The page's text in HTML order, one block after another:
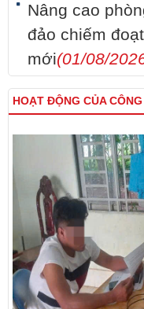
Nâng cao
đảo chiếm
mới(01/08/
HOẠT ĐỘNG CỦA